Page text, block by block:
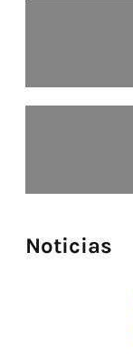
Noticias